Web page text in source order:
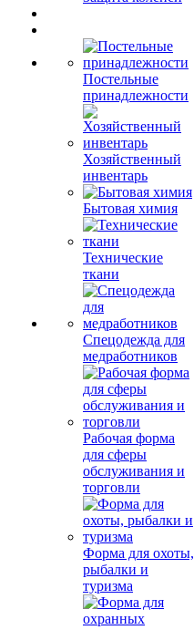
Постельные
принадлежности
Хозяйственный
инвентарь
Бытовая химия
Технические
ткани
Спецодежда для
медработников
Рабочая форма
для сферы
обслуживания и
торговли
Форма для охоты,
рыбалки и
туризма